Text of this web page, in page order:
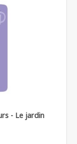
- Le jardin